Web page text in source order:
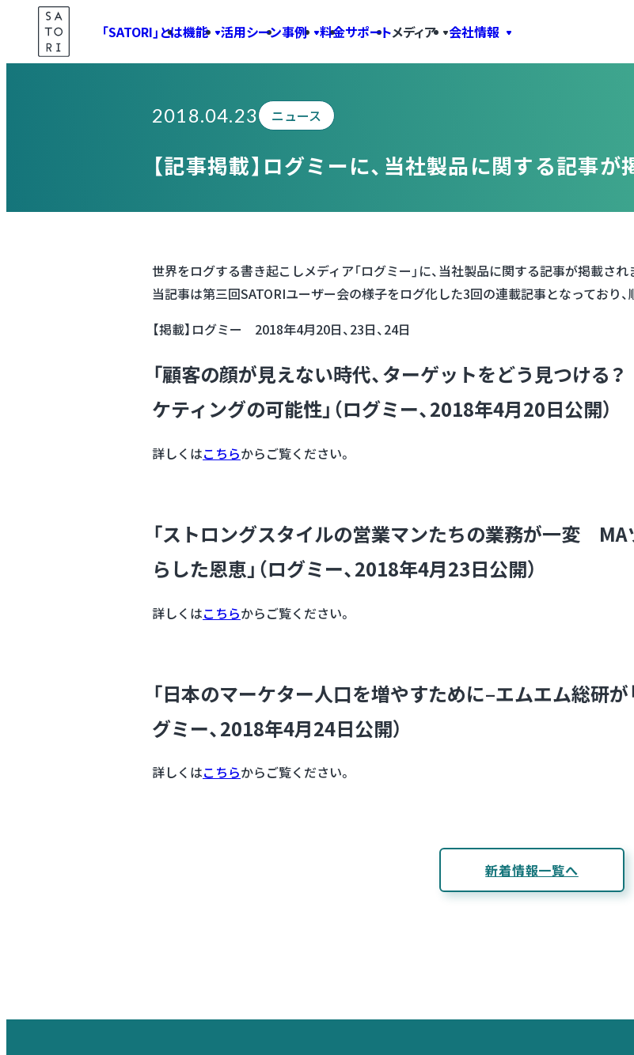
content
「SATORI」とは機能 活用シーン事例 料金サポートメディア 会社情報
2018.04.23 ニュース
【記事掲載】ログミーに、当社製品に関する記事が
世界をログする書き起こしメディア「ログミー」に、当社製品に関する記事が掲載され
当記事は第三回SATORIユーザー会の様子をログ化した3回の連載記事となっており、
【掲載】ログミー 2018年4月20日、23日、24日
「顧客の顔が見えない時代、ターゲットをどう見つける
ケティングの可能性」（ログミー、2018年4月20日公開）
詳しくはこちらからご覧ください。
「ストロングスタイルの営業マンたちの業務が一変
らした恩恵」（ログミー、2018年4月23日公開）
詳しくはこちらからご覧ください。
「日本のマーケター人口を増やすために–エムエム総研が
グミー、2018年4月24日公開）
詳しくはこちらからご覧ください。
新着情報一覧へ